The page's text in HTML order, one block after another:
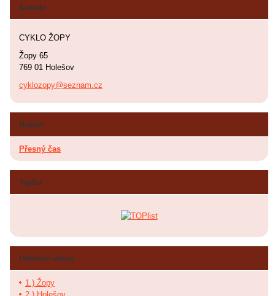
Kontakt
CYKLO ŽOPY
Žopy 65
769 01 Holešov
cyklozopy@seznam.cz
Hodiny
Přesný čas
Toplist
Oblíbené odkazy
1.) Žopy